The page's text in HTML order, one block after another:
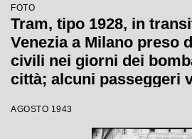
FOTO
Tram, tipo 1928, in
Venezia a Milano preso
civili nei giorni dei
città; alcuni passeggeri
macerie di edifici
AGOSTO 1943